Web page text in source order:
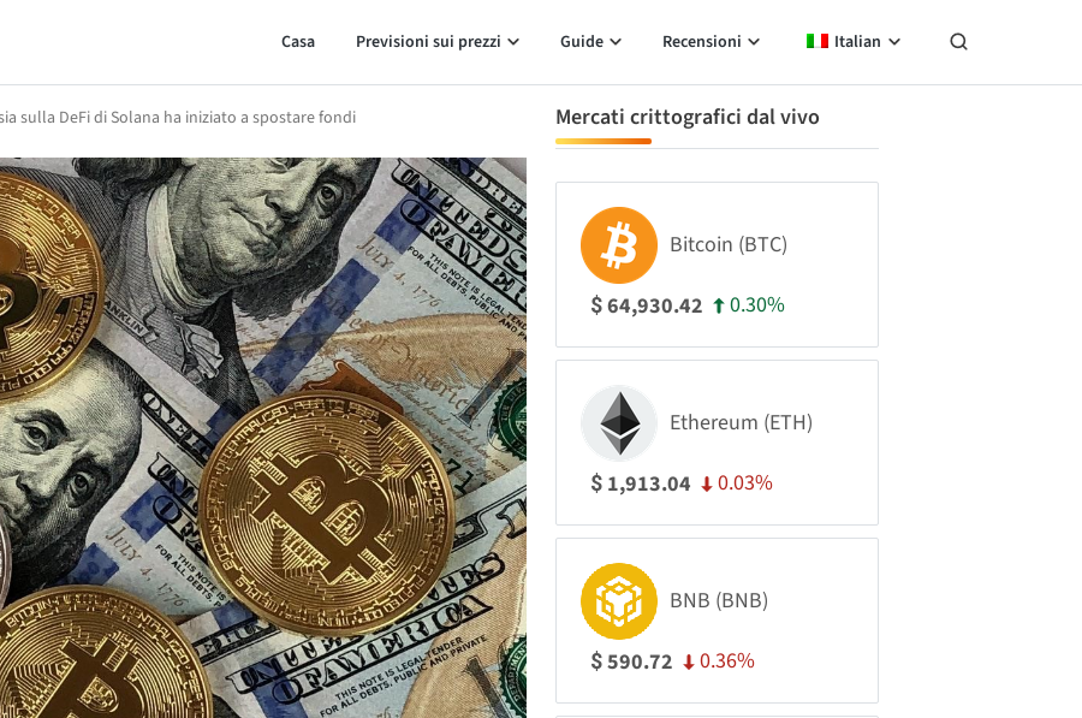
Casa Previsioni sui prezzi Guide Recensioni Italian
sulla DeFi di Solana ha iniziato a spostare fondi Mercati crittografici dal vivo
Bitcoin (BTC)
$64,930.42 0.30%
Ethereum (ETH)
$ 1,913.04 0.03%
BNB (BNB)
$590.72 0.36%